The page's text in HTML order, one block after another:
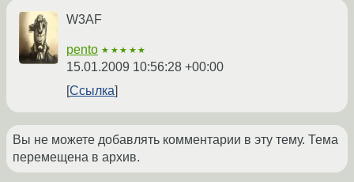
W3AF
pento ★★★★★
15.01.2009 10:56:28 +00:00
Ссылка
Вы не можете добавлять комментарии в эту тему. Тема
перемещена в архив.